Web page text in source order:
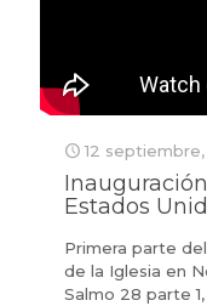
12 septiembre,
Estados
Primera parte
de la Iglesia en
Salmo 28 parte